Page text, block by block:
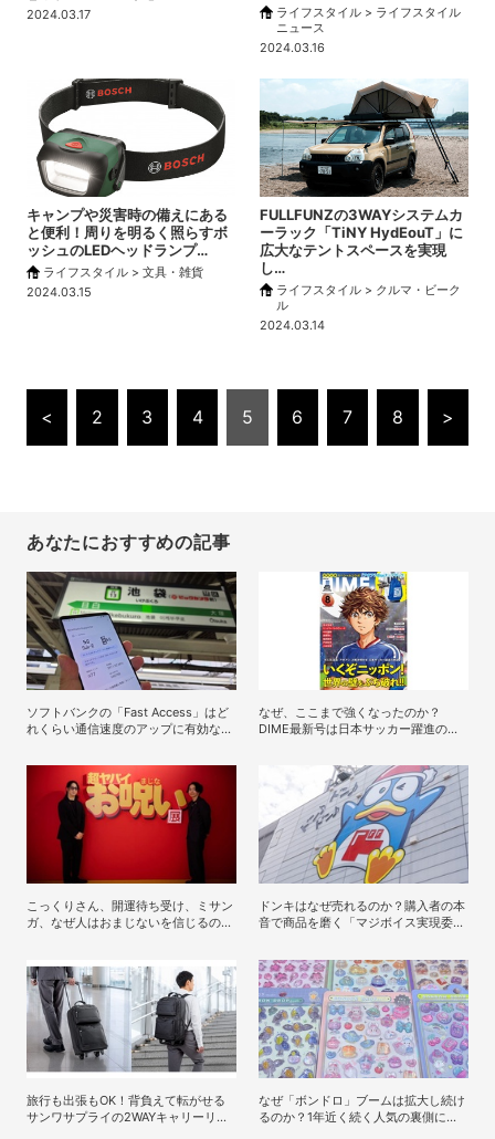
2024.03.17
ライフスタイル > ライフスタイル
ニュース
2024.03.16
キャンプや災害時の備えにある
と便利！周りを明るく照らすボ
ッシュのLEDヘッドランプ…
ライフスタイル > 文具・雑貨
2024.03.15
FULLFUNZの3WAYシステムカ
ーラック「TiNY HydEouT」に
広大なテントスペースを実現
し…
ライフスタイル > クルマ・ビーク
ル
2024.03.14
< 2 3 4 5 6 7 8 >
あなたにおすすめの記事
ソフトバンクの「Fast Access」はど
れくらい通信速度のアップに有効なの
なぜ、ここまで強くなったのか？
DIME最新号は日本サッカー躍進の軌
こっくりさん、開運待ち受け、ミサン
ガ、なぜ人はおまじないを信じるの
ドンキはなぜ売れるのか？購入者の本
音で商品を磨く「マジボイス実現委員
旅行も出張もOK！背負えて転がせる
サンワサプライの2WAYキャリーリュ
なぜ「ボンドロ」ブームは拡大し続け
るのか？1年近く続く人気の裏側にあ